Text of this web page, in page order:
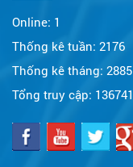
Online: 1
Thống kê tuần: 2176
Thống kê tháng: 2885
Tổng truy cập: 136741